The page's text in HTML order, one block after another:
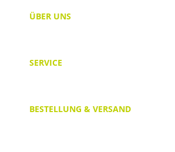
ÜBER UNS
SERVICE
BESTELLUNG & VERSAND